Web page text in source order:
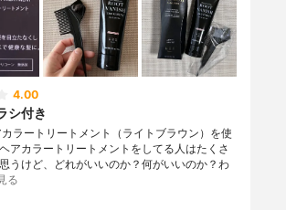
4.00
シ付き
ラートリートメント（ライトブラウン）を使
アカラートリートメントをしてる人はたくさ
うけど、どれがいいのか？何がいいのか？わ
る